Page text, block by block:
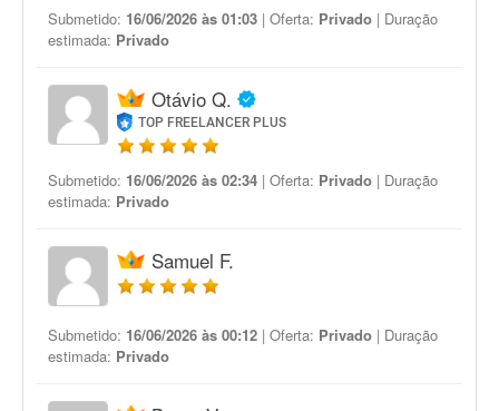
Submetido: 16/06/2026 às 01:03 | Oferta: Privado | Duração
estimada: Privado
Otávio Q.
TOP FREELANCER PLUS
Submetido: 16/06/2026 às 02:34 | Oferta: Privado | Duração
estimada: Privado
Samuel F.
Submetido: 16/06/2026 às 00:12 | Oferta: Privado | Duração
estimada: Privado